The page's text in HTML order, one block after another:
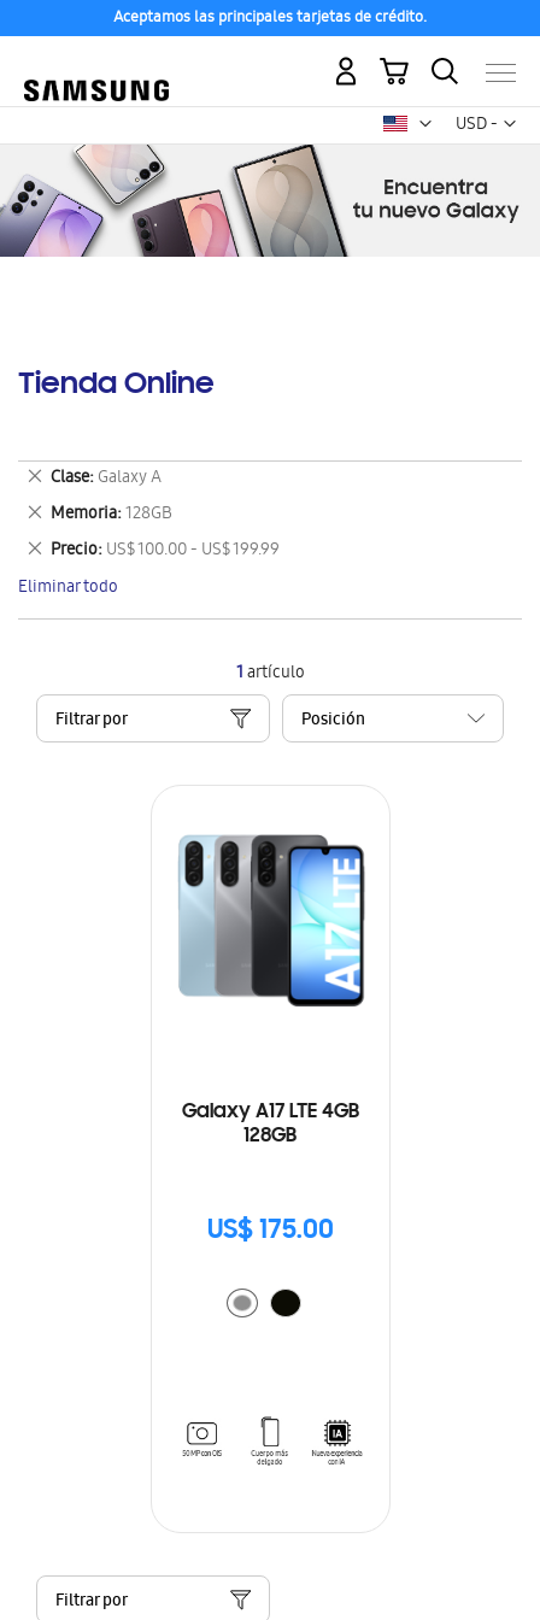
Aceptamos las principales tarjetas de crédito.
USD -
dólar
Mi carrito
Tienda Online
1artículo
Filtrar por
Galaxy A17 LTE 4GB
128GB
US$ 175.00
Filtrar por
Clase Galaxy A
Eliminar
este
artículo
Memoria 128GB
Eliminar
este
artículo
Precio US$ 100.00 - US$ 199.99
Eliminar
este
artículo
Eliminar todo